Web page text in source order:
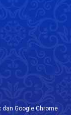
dan Google Chrome